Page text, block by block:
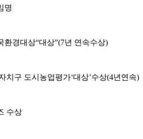
명
환경대상“대상”(7년 연속수상)
치구 도시농업평가‘대상’수상(4년연속)
수상